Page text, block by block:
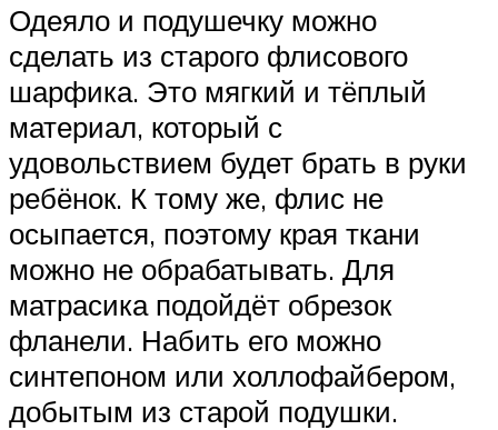
Одеяло и подушечку можно
сделать из старого флисового
шарфика. Это мягкий и тёплый
материал, который с
удовольствием будет брать в руки
ребёнок. К тому же, флис не
осыпается, поэтому края ткани
можно не обрабатывать. Для
матрасика подойдёт обрезок
фланели. Набить его можно
синтепоном или холлофайбером,
добытым из старой подушки.